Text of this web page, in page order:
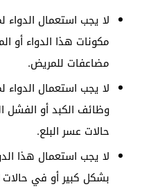
لا يجب استعمال
مكونات هذا الدواء أو
مضاعفات للمريض.
لا يجب استعمال
وظائف الكبد أو الفشل
حالات عسر البلع.
لا يجب استعمال هذا
بشكل كبير أو في